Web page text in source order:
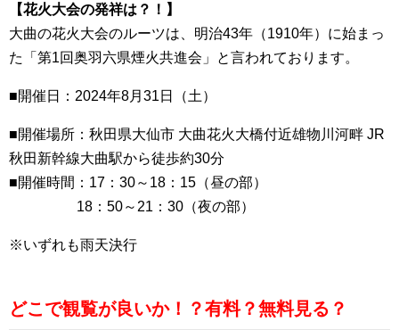
【花火大会の発祥は？！】
大曲の花火大会のルーツは、明治43年（1910年）に始まっ
た「第1回奥羽六県煙火共進会」と言われております。
■開催日：2024年8月31日（土）
■開催場所：秋田県大仙市 大曲花火大橋付近雄物川河畔 JR
秋田新幹線大曲駅から徒歩約30分
■開催時間：17：30～18：15（昼の部）
18：50～21：30（夜の部）
※いずれも雨天決行
どこで観覧が良いか！？有料？無料見る？